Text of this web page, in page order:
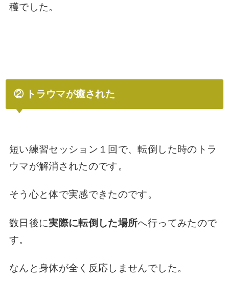
穫でした。
② トラウマが癒された
短い練習セッション１回で、転倒した時のトラ
ウマが解消されたのです。
そう心と体で実感できたのです。
数日後に実際に転倒した場所へ行ってみたので
す。
なんと身体が全く反応しませんでした。